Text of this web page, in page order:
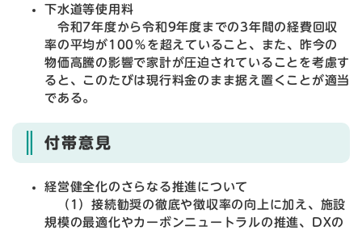
下水道等使用料
令和7年度から令和9年度までの3年間の経費回収
率の平均が100％を超えていること、また、昨今の
物価高騰の影響で家計が圧迫されていることを考慮す
ると、このたびは現行料金のまま据え置くことが適当
である。
付帯意見
経営健全化のさらなる推進について
（1）接続勧奨の徹底や徴収率の向上に加え、施設
規模の最適化やカーボンニュートラルの推進、DXの